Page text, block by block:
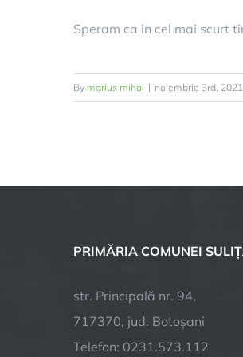
Speram ca in cel mai scurt
By marius mihai | noiembrie 3rd, 2021
PRIMĂRIA COMUNEI
str. Principală nr. 94,
717370, jud. Botoșani
Telefon: 0231.573.112